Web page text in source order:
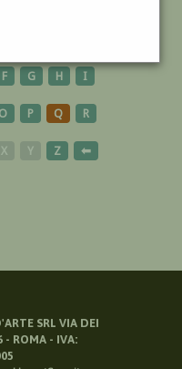
F G H I
O P Q R
X Y Z ⬅
SRL VIA DEI
- ROMA - IVA: